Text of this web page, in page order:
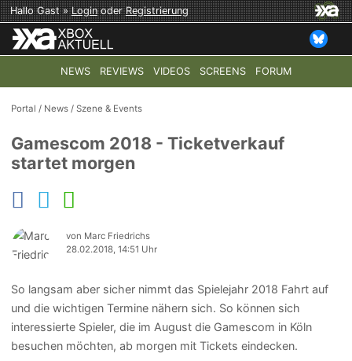
Hallo Gast »LoginoderRegistrierung
NEWS REVIEWS VIDEOS SCREENS FORUM
TOP-THEMEN: COD: MODERN WARFARE 4 HALO:
Portal / News /Szene & Events
Gamescom 2018 - Ticketverkauf
startet morgen
von Marc Friedrichs
28.02.2018, 14:51 Uhr
So langsam aber sicher nimmt das Spielejahr 2018 Fahrt auf
und die wichtigen Termine nähern sich. So können sich
interessierte Spieler, die im August die Gamescom in Köln
besuchen möchten, ab morgen mit Tickets eindecken.